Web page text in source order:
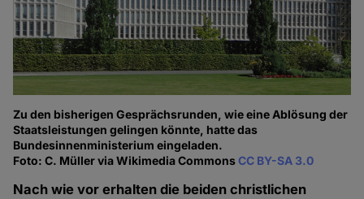
Zu den bisherigen Gesprächsrunden, wie eine Ablösung der
Staatsleistungen gelingen könnte, hatte das
Bundesinnenministerium eingeladen.
Foto: C. Müller via Wikimedia CommonsCC BY-SA 3.0
Nach wie vor erhalten die beiden christlichen